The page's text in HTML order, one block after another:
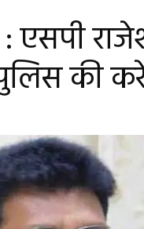
एसपी
की